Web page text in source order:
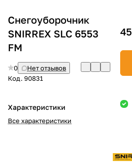
Снегоуборочник
SNIRREX SLC 6553
FM
0
Нет отзывов
Код. 90831
Характеристики
Все характеристики
График платежей
Сегодня
в корзину
% картой любого